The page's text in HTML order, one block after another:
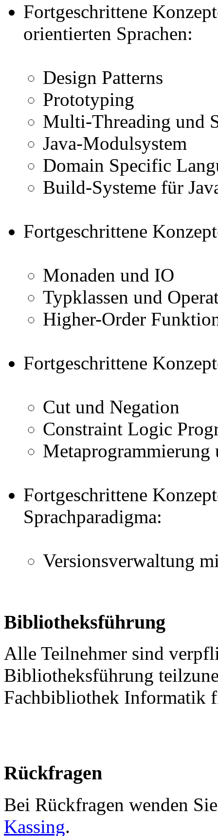
Fortgeschrittene
orientierten Sprachen:
Design Patterns
Prototyping
Multi-Threading und
Java-Modulsystem
Domain Specific
Build-Systeme für
Fortgeschrittene
Monaden und IO
Typklassen und
Higher-Order
Fortgeschrittene
Cut und Negation
Constraint Logic
Metaprogrammierung
Fortgeschrittene
Sprachparadigma:
Versionsverwaltung
Bibliotheksführung
Alle Teilnehmer sind
Bibliotheksführung
Fachbibliothek Informatik
Rückfragen
Bei Rückfragen wenden
Kassing.